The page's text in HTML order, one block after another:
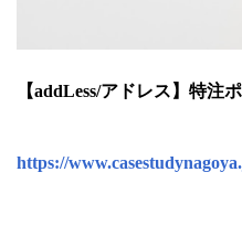
【addLess/アドレス】特注
https://